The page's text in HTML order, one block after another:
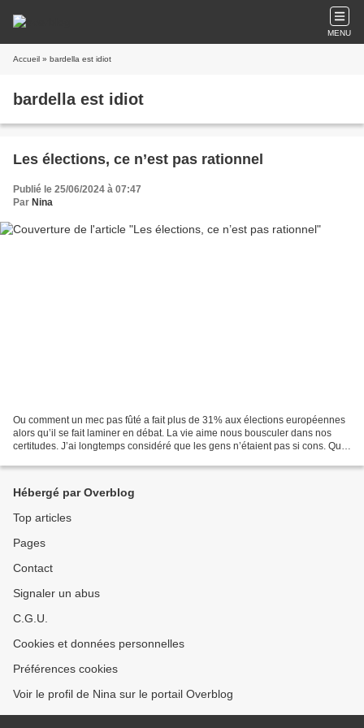
MENU
Accueil » bardella est idiot
bardella est idiot
Les élections, ce n’est pas rationnel
Publié le 25/06/2024 à 07:47
Par Nina
Ou comment un mec pas fûté a fait plus de 31% aux élections européennes
alors qu’il se fait laminer en débat. La vie aime nous bousculer dans nos
certitudes. J’ai longtemps considéré que les gens n’étaient pas si cons. Que
Hébergé par Overblog
Top articles
Pages
Contact
Signaler un abus
C.G.U.
Cookies et données personnelles
Préférences cookies
Voir le profil de Nina sur le portail Overblog